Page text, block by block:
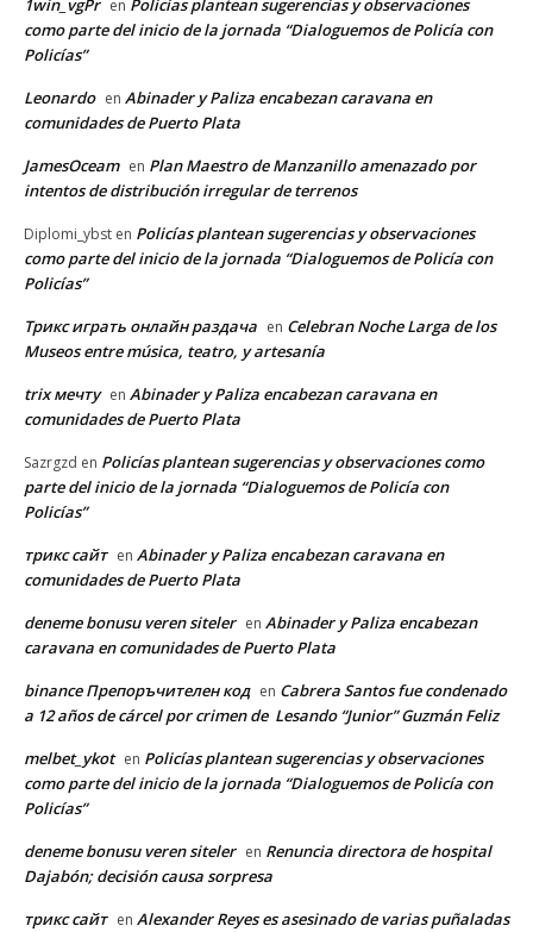
1win_vgPr en Policías plantean sugerencias y observaciones
como parte del inicio de la jornada “Dialoguemos de Policía con
Policías”
Leonardo en Abinader y Paliza encabezan caravana en
comunidades de Puerto Plata
JamesOceam en Plan Maestro de Manzanillo amenazado por
intentos de distribución irregular de terrenos
Diplomi_ybst en Policías plantean sugerencias y observaciones
como parte del inicio de la jornada “Dialoguemos de Policía con
Policías”
Трикс играть онлайн раздача en Celebran Noche Larga de los
Museos entre música, teatro, y artesanía
trix мечту en Abinader y Paliza encabezan caravana en
comunidades de Puerto Plata
Sazrgzd en Policías plantean sugerencias y observaciones como
parte del inicio de la jornada “Dialoguemos de Policía con
Policías”
трикс сайт en Abinader y Paliza encabezan caravana en
comunidades de Puerto Plata
deneme bonusu veren siteler en Abinader y Paliza encabezan
caravana en comunidades de Puerto Plata
binance Препоръчителен код en Cabrera Santos fue condenado
a 12 años de cárcel por crimen de Lesando “Junior” Guzmán Feliz
melbet_ykot en Policías plantean sugerencias y observaciones
como parte del inicio de la jornada “Dialoguemos de Policía con
Policías”
deneme bonusu veren siteler en Renuncia directora de hospital
Dajabón; decisión causa sorpresa
трикс сайт en Alexander Reyes es asesinado de varias puñaladas